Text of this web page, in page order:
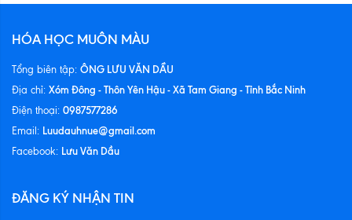
HÓA HỌC MUÔN MÀU
Tổng biên tập: ÔNG LƯU VĂN DẦU
Địa chỉ: Xóm Đông - Thôn Yên Hậu - Xã Tam Giang - Tỉnh Bắc Ninh
Điện thoại: 0987577286
Email: Luudauhnue@gmail.com
Facebook: Lưu Văn Dầu
ĐĂNG KÝ NHẬN TIN